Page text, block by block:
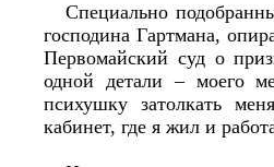
Специально
господина Гартмана,
Первомайский суд о
одной детали – моего
психушку затолкать
кабинет, где я жил и